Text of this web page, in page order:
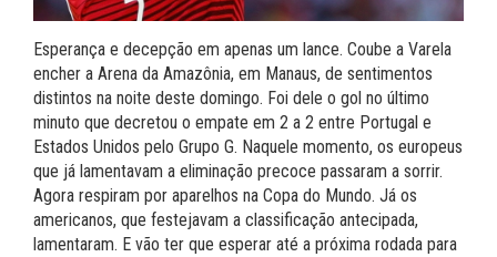
Esperança e decepção em apenas um lance. Coube a Varela
encher a Arena da Amazônia, em Manaus, de sentimentos
distintos na noite deste domingo. Foi dele o gol no último
minuto que decretou o empate em 2 a 2 entre Portugal e
Estados Unidos pelo Grupo G. Naquele momento, os europeus
que já lamentavam a eliminação precoce passaram a sorrir.
Agora respiram por aparelhos na Copa do Mundo. Já os
americanos, que festejavam a classificação antecipada,
lamentaram. E vão ter que esperar até a próxima rodada para